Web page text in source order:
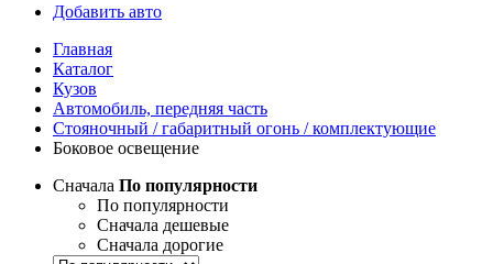
Добавить авто
Главная
Каталог
Кузов
Автомобиль, передняя часть
Стояночный / габаритный огонь / комплектующие
Боковое освещение
Сначала По популярности
По популярности
Сначала дешевые
Сначала дорогие